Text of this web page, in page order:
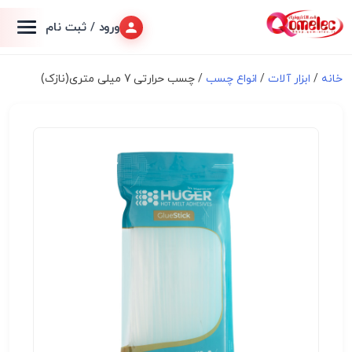
ورود / ثبت نام
خانه / ابزار آلات/ انواع چسب / چسب حرارتی 7 میلی متری(نازک)